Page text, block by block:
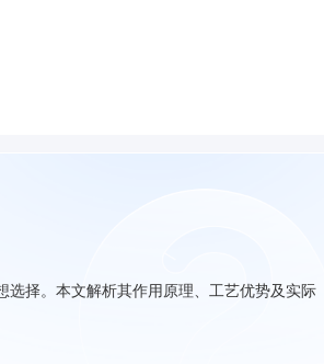
选择。本文解析其作用原理、工艺优势及实际